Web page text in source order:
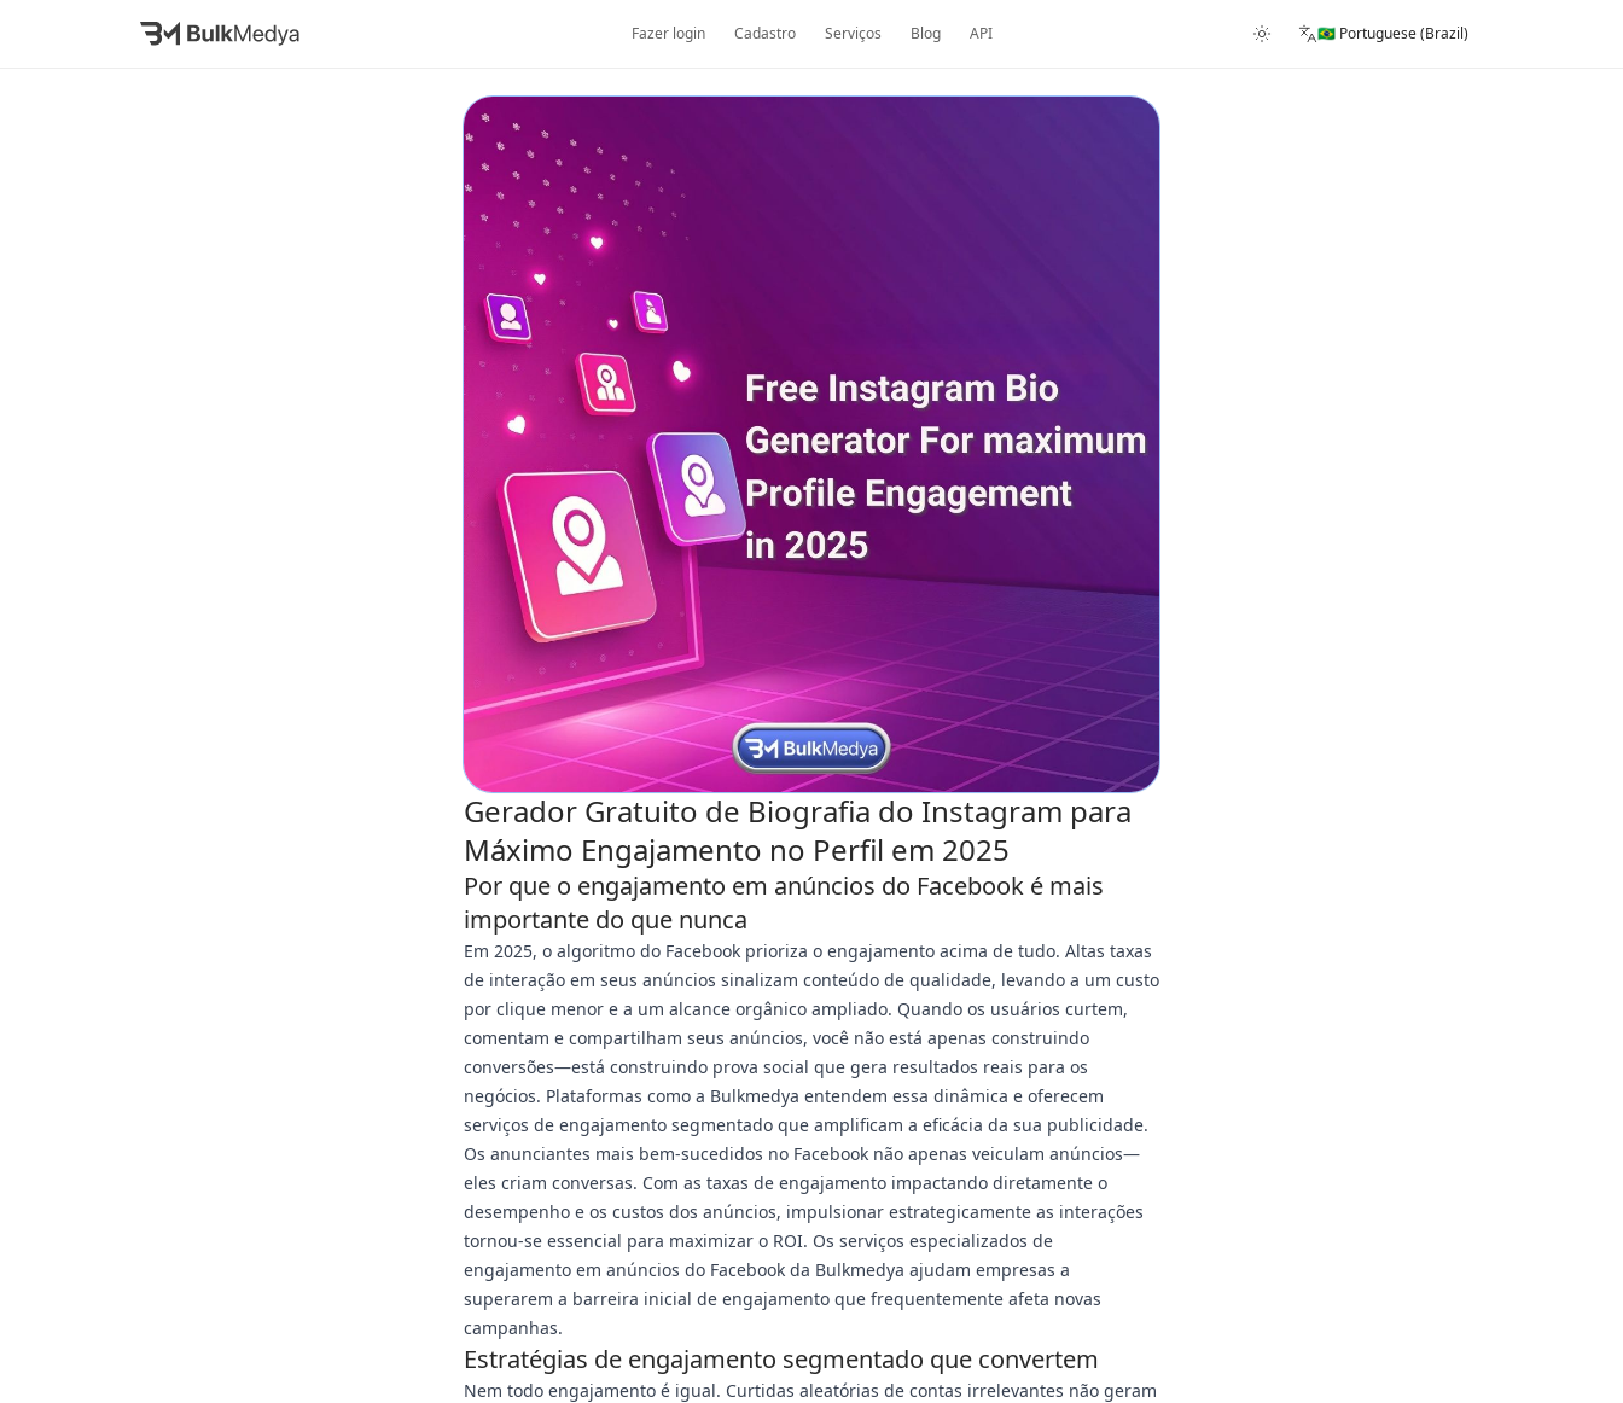
Fazer login Cadastro Serviços Blog API 🇧🇷 Portuguese (Brazil)
Gerador Gratuito de Biografia do Instagram para
Máximo Engajamento no Perfil em 2025
Por que o engajamento em anúncios do Facebook é mais
importante do que nunca
Em 2025, o algoritmo do Facebook prioriza o engajamento acima de tudo. Altas taxas
de interação em seus anúncios sinalizam conteúdo de qualidade, levando a um custo
por clique menor e a um alcance orgânico ampliado. Quando os usuários curtem,
comentam e compartilham seus anúncios, você não está apenas construindo
conversões—está construindo prova social que gera resultados reais para os
negócios. Plataformas como a Bulkmedya entendem essa dinâmica e oferecem
serviços de engajamento segmentado que amplificam a eficácia da sua publicidade.
Os anunciantes mais bem-sucedidos no Facebook não apenas veiculam anúncios—
eles criam conversas. Com as taxas de engajamento impactando diretamente o
desempenho e os custos dos anúncios, impulsionar estrategicamente as interações
tornou-se essencial para maximizar o ROI. Os serviços especializados de
engajamento em anúncios do Facebook da Bulkmedya ajudam empresas a
superarem a barreira inicial de engajamento que frequentemente afeta novas
campanhas.
Estratégias de engajamento segmentado que convertem
Nem todo engajamento é igual. Curtidas aleatórias de contas irrelevantes não geram